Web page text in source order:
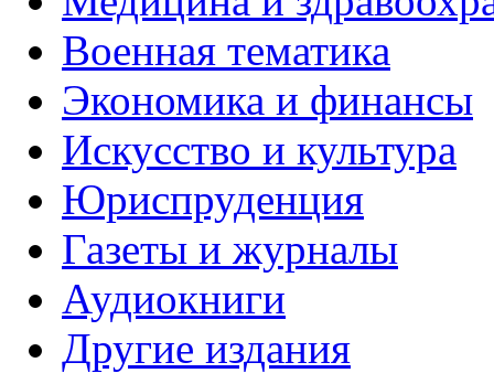
Военная тематика
Экономика и финансы
Искусство и культура
Юриспруденция
Газеты и журналы
Аудиокниги
Другие издания